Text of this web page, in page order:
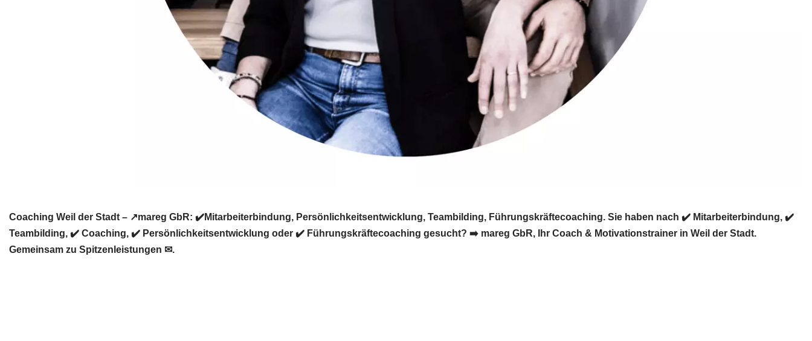
Coaching Weil der Stadt – ↗️mareg GbR: ✔️Mitarbeiterbindung, Persönlichkeitsentwicklung, Teambilding, Führungskräftecoaching. Sie haben nach ✔️ Mitarbeiterbindung, ✔️
Teambilding, ✔️ Coaching, ✔️ Persönlichkeitsentwicklung oder ✔️ Führungskräftecoaching gesucht? ➡️ mareg GbR, Ihr Coach & Motivationstrainer in Weil der Stadt.
Gemeinsam zu Spitzenleistungen ✉.